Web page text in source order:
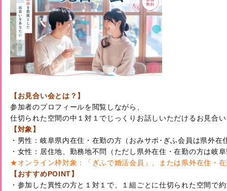
【お見合い会とは？】
参加者のプロフィールを閲覧しながら、
仕切られた空間の中１対１でじっくりお話しいただけるお見合
【対象】
・男性：岐阜県内在住・在勤の方（おみサポ･ぎふ会員は県外在
★オンライン枠対象：「ぎふで婚活会員」、または県外在住・
【おすすめPOINT】
・参加した異性の方と１対１で、１組ごとに仕切られた空間で